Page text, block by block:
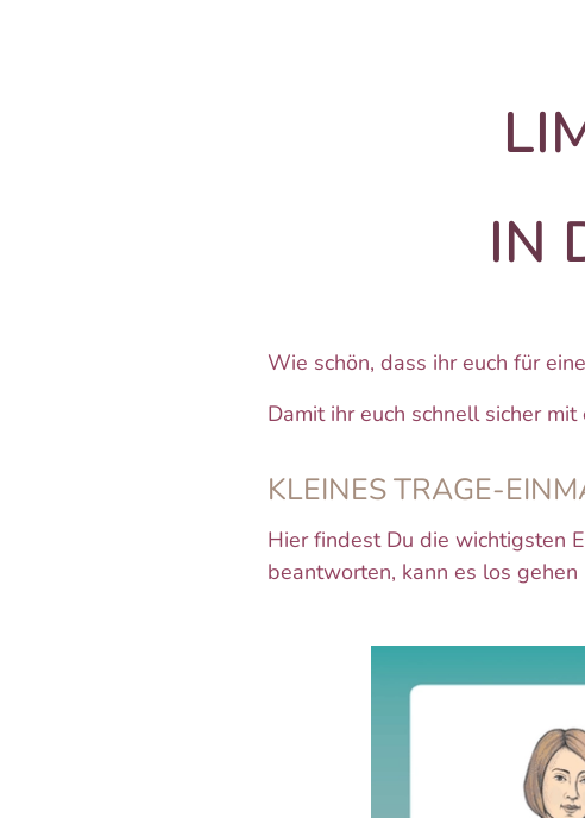
IN
Wie schön, dass ihr euch für
Damit ihr euch schnell sicher
KLEINES TRAGE-
Hier findest Du die wichtigsten
beantworten, kann es los